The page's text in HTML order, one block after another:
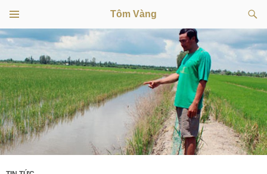
Tôm Vàng
kiếm
TRÌNH
ĐƠN
CƠ SỞ
CHUYỂN
ĐẾN
NỘI
DUNG